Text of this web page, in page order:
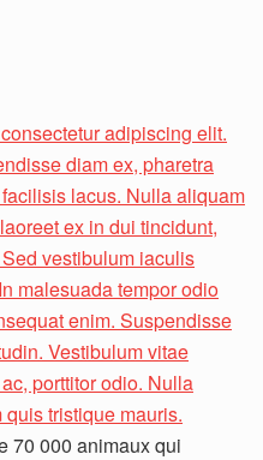
70 000 animaux qui